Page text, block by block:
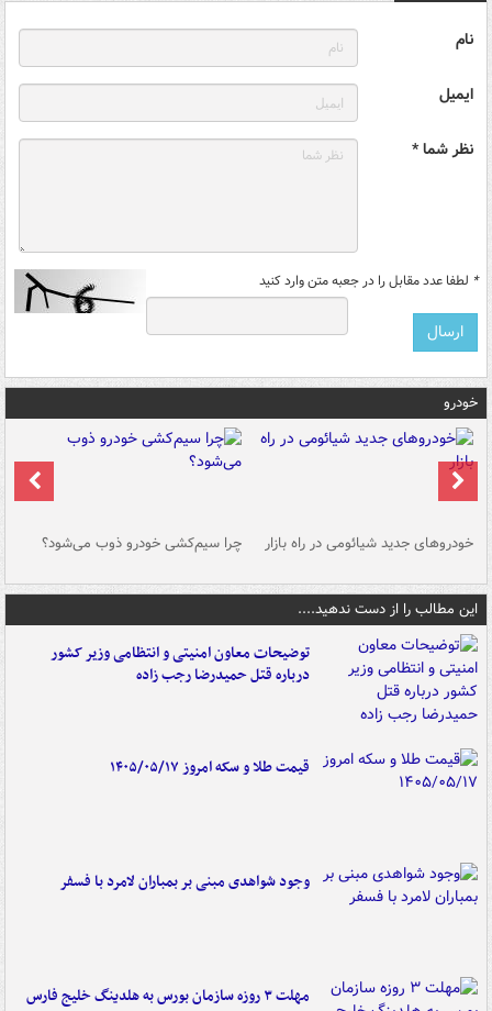
نام
ایمیل
نظر شما *
* لطفا عدد مقابل را در جعبه متن وارد کنید
خودرو
خودروهای جدید شیائومی در راه بازار چرا سیم‌کشی خودرو ذوب می‌شود؟
این مطالب را از دست ندهید....
توضیحات معاون امنیتی و انتظامی وزیر کشور
درباره قتل حمیدرضا رجب زاده
قیمت طلا و سکه امروز ۱۴۰۵/۰۵/۱۷
وجود شواهدی مبنی بر بمباران لامرد با فسفر
مهلت ۳ روزه سازمان بورس به هلدینگ خلیج فارس